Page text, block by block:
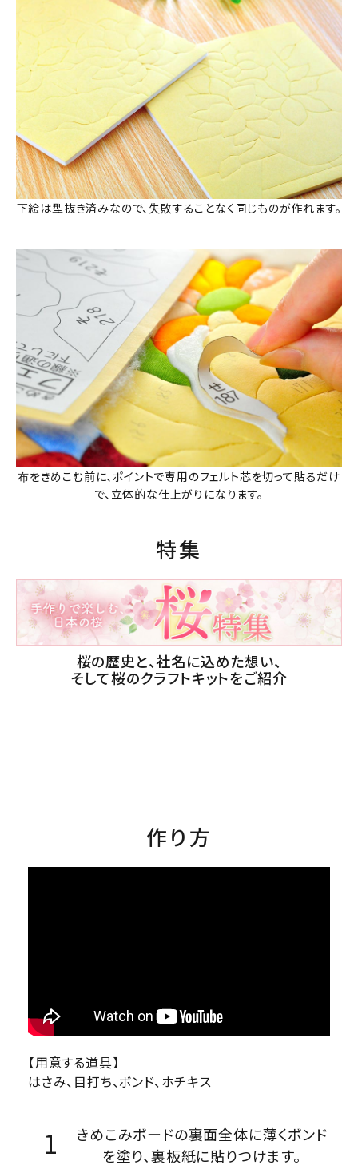
下絵は型抜き済みなので、失敗することなく同じものが作れます。
布をきめこむ前に、ポイントで専用のフェルト芯を切って貼るだけ
で、立体的な仕上がりになります。
特集
桜の歴史と、社名に込めた想い、
そして桜のクラフトキットをご紹介
作り方
【用意する道具】
はさみ、目打ち、ボンド、ホチキス
きめこみボードの裏面全体に薄くボンド
を塗り、裏板紙に貼りつけます。